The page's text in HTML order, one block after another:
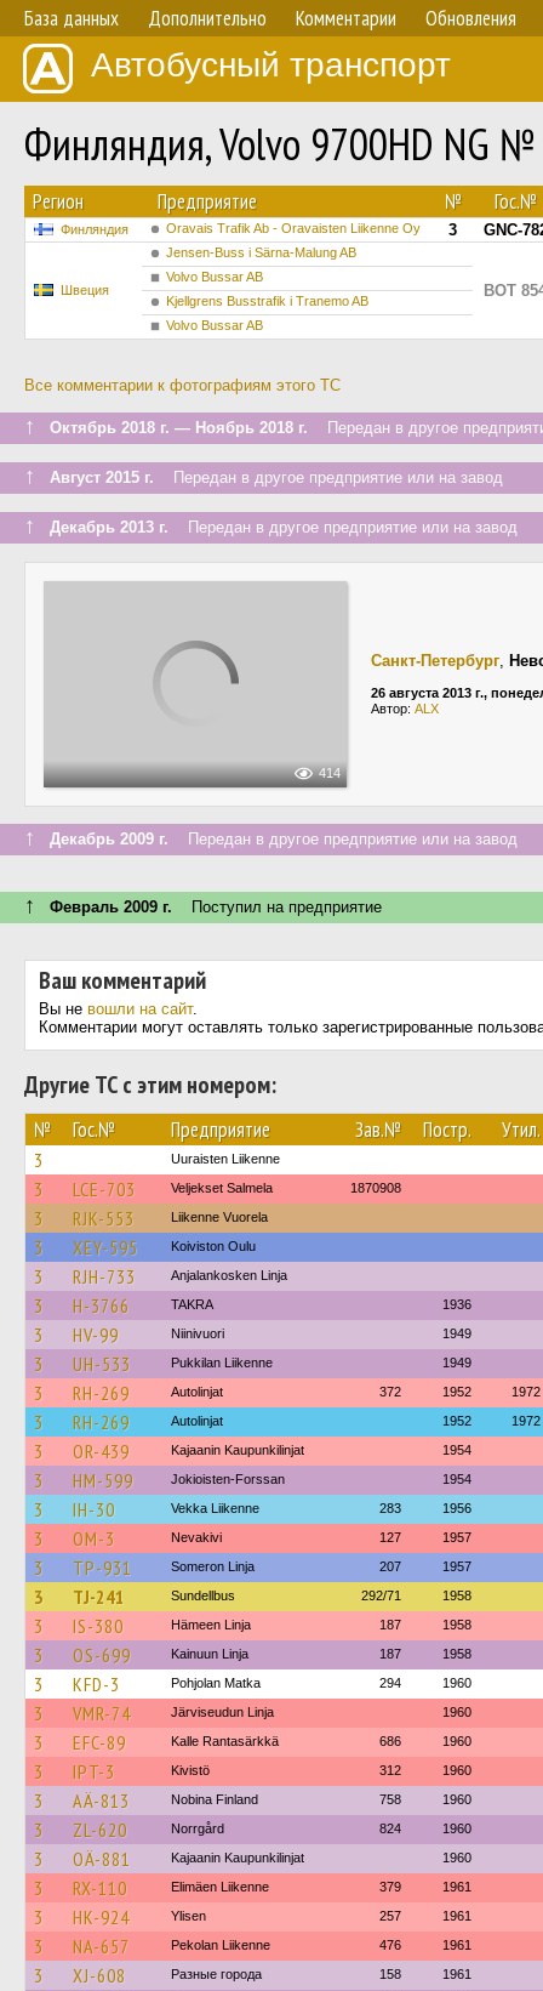
База данных Дополнительно Комментарии Обновления
Автобусный транспорт
Финляндия, Volvo 9700HD NG
Регион Предприятие № Гос.№
Финляндия Oravais Trafik Ab - Oravaisten Liikenne Oy 3 GNC-
Швеция
Jensen-Buss i Särna-Malung AB
BOT
Volvo Bussar AB
Kjellgrens Busstrafik i Tranemo AB
Volvo Bussar AB
Все комментарии к фотографиям этого ТС
↑ Октябрь 2018 г. — Ноябрь 2018 г. Передан в другое
↑ Август 2015 г. Передан в другое предприятие или на завод
↑ Декабрь 2013 г. Передан в другое предприятие или на завод
414
Санкт-Петербург,
26 августа 2013 г.,
Автор: ALX
↑ Декабрь 2009 г. Передан в другое предприятие или на завод
↑ Февраль 2009 г. Поступил на предприятие
Ваш комментарий
Вы не вошли на сайт.
Комментарии могут оставлять только зарегистрированные
Другие ТС с этим номером:
№ Гос.№ Предприятие Зав.№ Постр. Утил.
3 Uuraisten Liikenne
3 LCE-703 Veljekset Salmela 1870908
3 RJK-553 Liikenne Vuorela
3 XEY-595 Koiviston Oulu
3 RJH-733 Anjalankosken Linja
3 H-3766 TAKRA 1936
3 HV-99 Niinivuori 1949
3 UH-533 Pukkilan Liikenne 1949
3 RH-269 Autolinjat 372 1952 1972
3 RH-269 Autolinjat 1952 1972
3 OR-439 Kajaanin Kaupunkilinjat 1954
3 HM-599 Jokioisten-Forssan 1954
3 IH-30 Vekka Liikenne 283 1956
3 OM-3 Nevakivi 127 1957
3 TP-931 Someron Linja 207 1957
3 TJ-241 Sundellbus 292/71 1958
3 IS-380 Hämeen Linja 187 1958
3 OS-699 Kainuun Linja 187 1958
3 KFD-3 Pohjolan Matka 294 1960
3 VMR-74 Järviseudun Linja 1960
3 EFC-89 Kalle Rantasärkkä 686 1960
3 IPT-3 Kivistö 312 1960
3 AÄ-813 Nobina Finland 758 1960
3 ZL-620 Norrgård 824 1960
3 OÄ-881 Kajaanin Kaupunkilinjat 1960
3 RX-110 Elimäen Liikenne 379 1961
3 HK-924 Ylisen 257 1961
3 NA-657 Pekolan Liikenne 476 1961
3 XJ-608 Разные города 158 1961